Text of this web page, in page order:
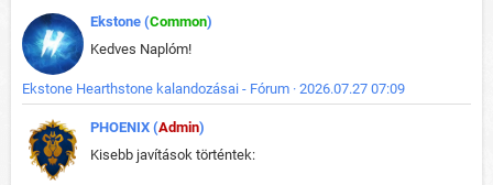
Ekstone (Common)
Kedves Naplóm!
Ekstone Hearthstone kalandozásai - Fórum · 2026.07.27 07:09
PHOENIX (Admin)
Kisebb javítások történtek: